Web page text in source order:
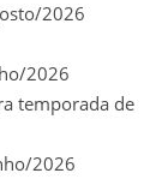
2026
2026
temporada de
2026